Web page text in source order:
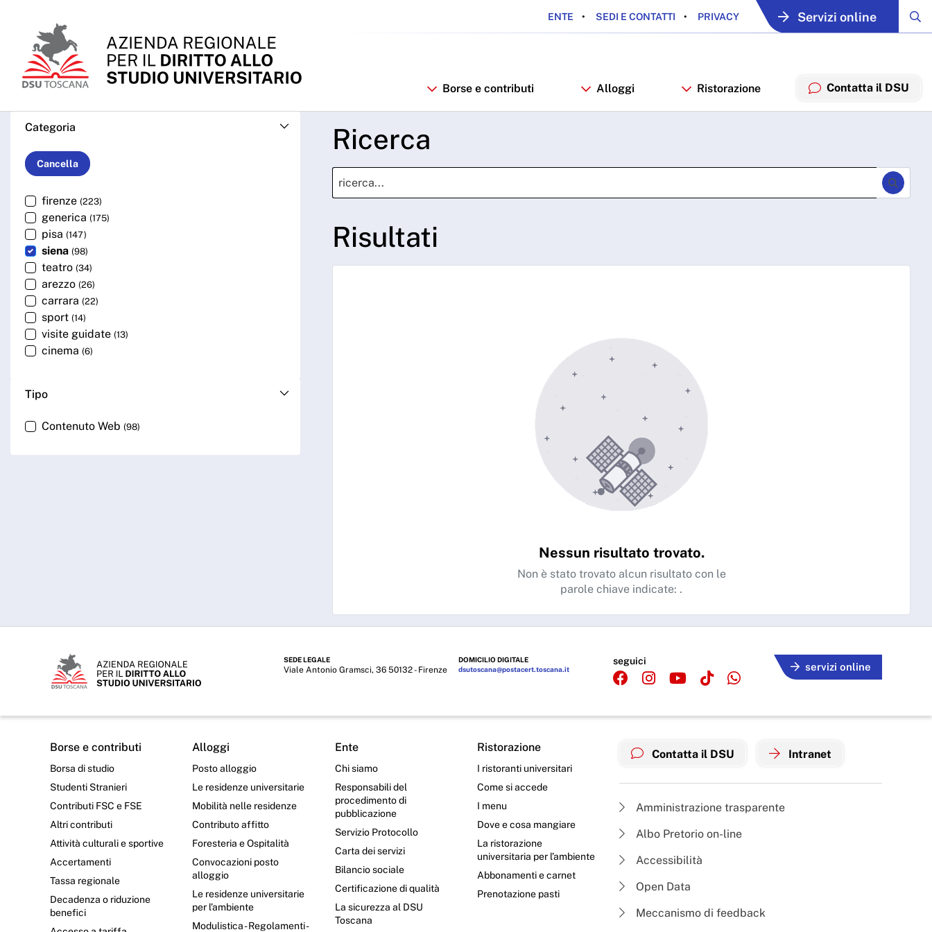
ENTE SEDI E CONTATTI PRIVACY Servizi online
Borse e contributi Alloggi Ristorazione Contatta il DSU
Cerca - ARDSU
Categoria
Cancella
firenze (223)
generica (175)
pisa (147)
siena (98)
teatro (34)
arezzo (26)
carrara (22)
sport (14)
visite guidate (13)
cinema (6)
Tipo
Contenuto Web (98)
Ricerca
Risultati
Nessun risultato trovato.
Non è stato trovato alcun risultato con le
parole chiave indicate: .
SEDE LEGALE
Viale Antonio Gramsci, 36 50132 - Firenze
DOMICILIO DIGITALE
dsutoscana@postacert.toscana.it
seguici
servizi online
Borse e contributi
Borsa di studio
Studenti Stranieri
Contributi FSC e FSE
Altri contributi
Attività culturali e sportive
Accertamenti
Tassa regionale
Decadenza o riduzione
benefici
Alloggi
Posto alloggio
Le residenze universitarie
Mobilità nelle residenze
Contributo affitto
Foresteria e Ospitalità
Convocazioni posto
alloggio
Le residenze universitarie
per l’ambiente
Modulistica - Regolamenti -
Ente
Chi siamo
Responsabili del
procedimento di
pubblicazione
Servizio Protocollo
Carta dei servizi
Bilancio sociale
Certificazione di qualità
La sicurezza al DSU
Toscana
Ristorazione
I ristoranti universitari
Come si accede
I menu
Dove e cosa mangiare
La ristorazione
universitaria per l’ambiente
Abbonamenti e carnet
Prenotazione pasti
Contatta il DSU Intranet
Amministrazione trasparente
Albo Pretorio on-line
Accessibilità
Open Data
Meccanismo di feedback